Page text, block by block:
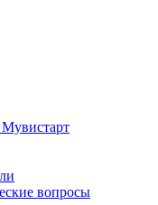
вопросы